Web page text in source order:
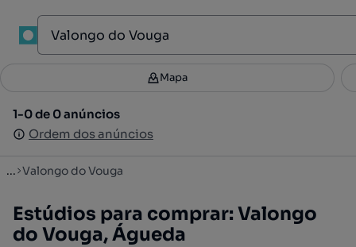
Filtros 2
1-0 de 0 anúncios
Ordem dos anúncios
Mapa
1-0 de 0 anúncios
Ordem dos anúncios
... Valongo do Vouga
Estúdios para comprar: Valongo
do Vouga, Águeda